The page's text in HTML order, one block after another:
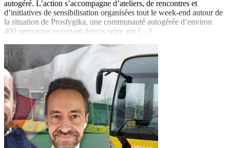
autogéré. L’action s’accompagne d’ateliers, de rencontres et
d’initiatives de sensibilisation organisées tout le week-end autour de
la situation de Prosfygika, une communauté autogérée d’environ
400 personnes occupant depuis seize ans […]